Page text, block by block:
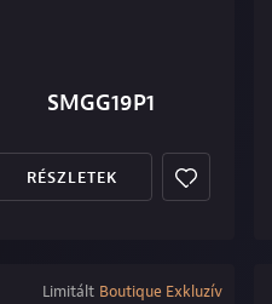
SMGG19P1
RÉSZLETEK
Limitált Boutique Exkluzív